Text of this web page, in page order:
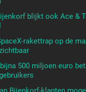
blijkt ook Ace &
rakettrap op de
500 miljoen euro